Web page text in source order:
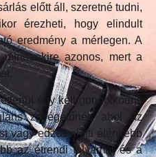
előtt áll, szeretné tudni,
érezheti, hogy elindult
eredmény a mérlegen. A
azonos, mert a
úgy kell gondolkodni,
zsírégetőnél, ahol az
vagy edzés előtti élénkebb
az étrendi folyamat és a